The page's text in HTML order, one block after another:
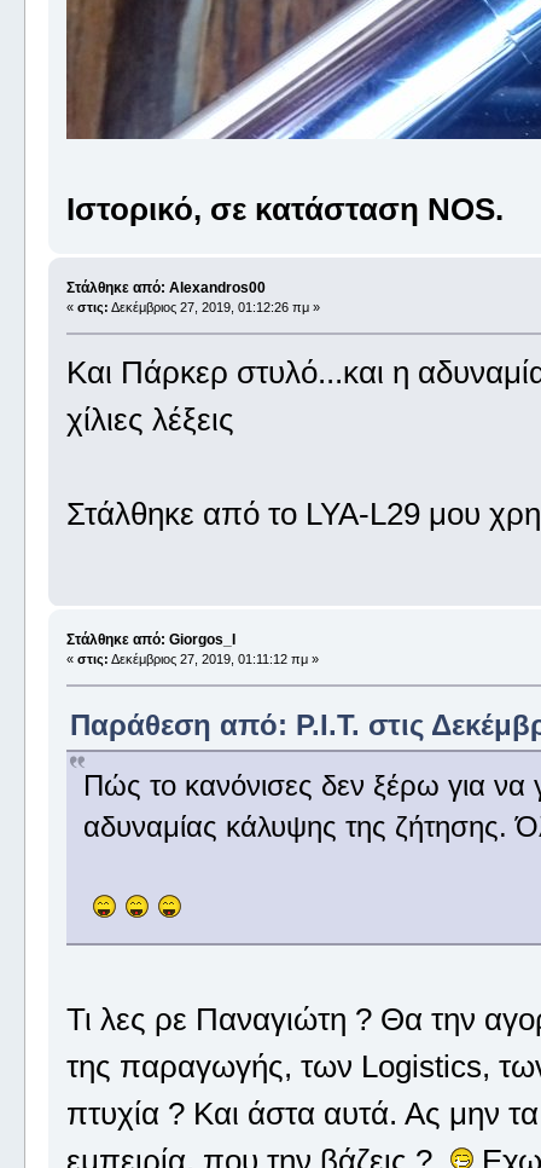
Ιστορικό, σε κατάσταση NOS.
Στάλθηκε από: Alexandros00
« στις: Δεκέμβριος 27, 2019, 01:12:26 πμ »
Και Πάρκερ στυλό...και η
χίλιες λέξεις
Στάλθηκε από το LYA-L29 μου
Στάλθηκε από: Giorgos_I
« στις: Δεκέμβριος 27, 2019, 01:11:12 πμ »
Παράθεση από: P.I.T. στις
Πώς το κανόνισες δεν ξέρω για να
αδυναμίας κάλυψης της ζήτησης.
Τι λες ρε Παναγιώτη ? Θα την
της παραγωγής, των Logistics,
πτυχία ? Και άστα αυτά. Ας μην